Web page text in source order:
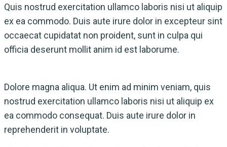
Quis nostrud exercitation ullamco laboris nisi ut aliquip
ex ea commodo. Duis aute irure dolor in excepteur sint
occaecat cupidatat non proident, sunt in culpa qui
officia deserunt mollit anim id est laborume.
Dolore magna aliqua. Ut enim ad minim veniam, quis
nostrud exercitation ullamco laboris nisi ut aliquip ex
ea commodo consequat. Duis aute irure dolor in
reprehenderit in voluptate.